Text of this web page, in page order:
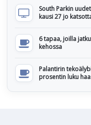
South Parkin
kausi 27 jo
6 tapaa, joilla
kehossa
Palantirin
prosentin luku